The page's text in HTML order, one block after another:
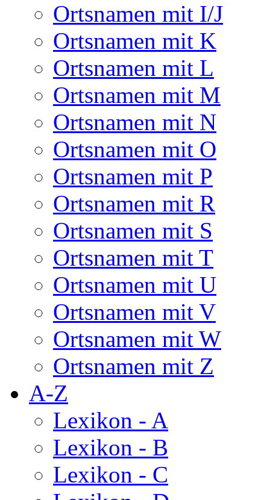
Ortsnamen mit I/J
Ortsnamen mit K
Ortsnamen mit L
Ortsnamen mit M
Ortsnamen mit N
Ortsnamen mit O
Ortsnamen mit P
Ortsnamen mit R
Ortsnamen mit S
Ortsnamen mit T
Ortsnamen mit U
Ortsnamen mit V
Ortsnamen mit W
Ortsnamen mit Z
A-Z
Lexikon - A
Lexikon - B
Lexikon - C